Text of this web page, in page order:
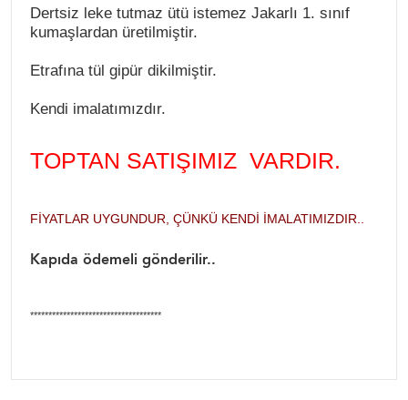
Dertsiz leke tutmaz ütü istemez Jakarlı 1. sınıf
kumaşlardan üretilmiştir.
Etrafına tül gipür dikilmiştir.
Kendi imalatımızdır.
TOPTAN SATIŞIMIZ VARDIR.
FIYATLAR UYGUNDUR, ÇÜNKÜ KENDI IMALATIMIZDIR..
Kapıda ödemeli gönderilir..
************************************